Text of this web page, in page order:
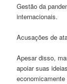
Gestão da
internacionais.
Acusações de
Apesar disso,
apoiar suas